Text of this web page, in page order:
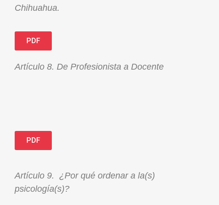
Chihuahua.
PDF
Artículo 8. De Profesionista a Docente
PDF
Artículo 9. ¿Por qué ordenar a la(s)
psicología(s)?